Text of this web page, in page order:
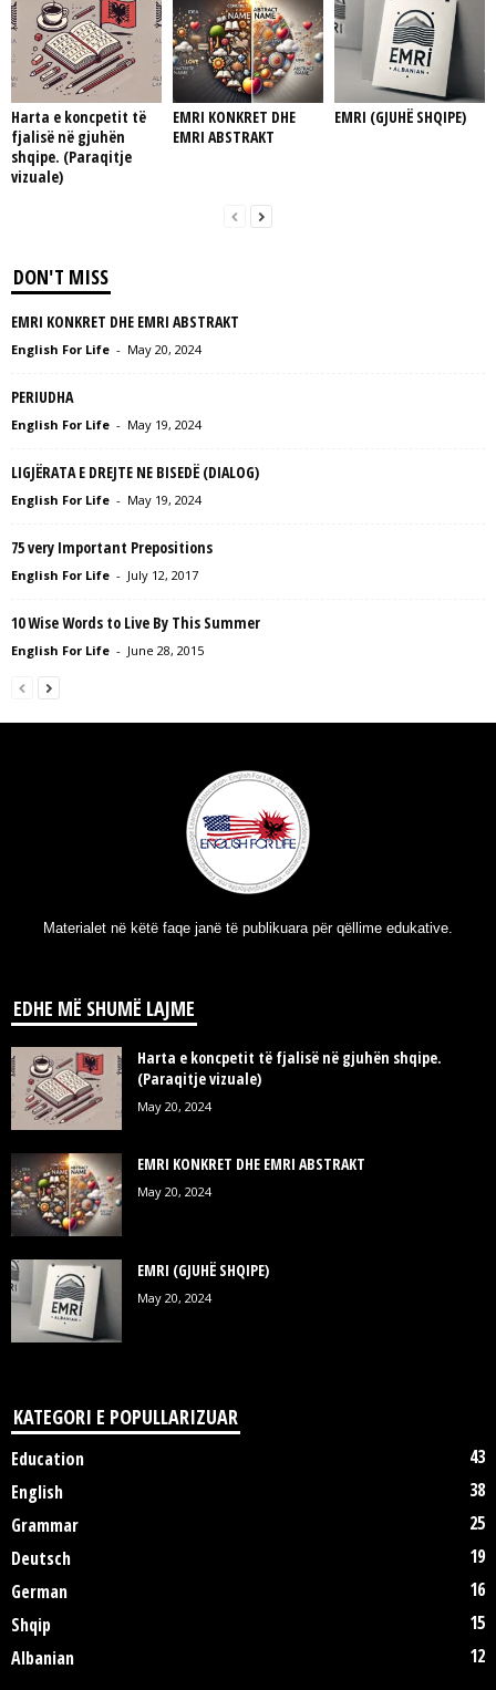
Harta e koncpetit të
fjalisë në gjuhën
shqipe. (Paraqitje
vizuale)
EMRI KONKRET DHE
EMRI ABSTRAKT
EMRI (GJUHË SHQIPE)
DON'T MISS
EMRI KONKRET DHE EMRI ABSTRAKT
English For Life - May 20, 2024
PERIUDHA
English For Life - May 19, 2024
LIGJËRATA E DREJTE NE BISEDË (DIALOG)
English For Life - May 19, 2024
75 very Important Prepositions
English For Life - July 12, 2017
10 Wise Words to Live By This Summer
English For Life - June 28, 2015
Materialet në këtë faqe janë të publikuara për qëllime edukative.
EDHE MË SHUMË LAJME
Harta e koncpetit të fjalisë në gjuhën shqipe.
(Paraqitje vizuale)
May 20, 2024
EMRI KONKRET DHE EMRI ABSTRAKT
May 20, 2024
EMRI (GJUHË SHQIPE)
May 20, 2024
KATEGORI E POPULLARIZUAR
Education
43
English
38
Grammar
25
Deutsch
19
German
16
Shqip
15
Albanian
12